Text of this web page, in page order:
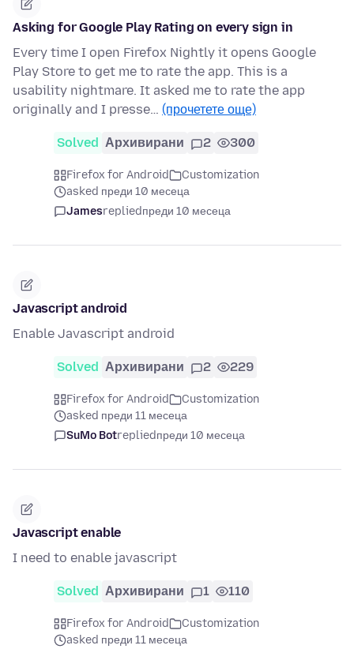
Asking for Google Play Rating on every sign in
Every time I open Firefox Nightly it opens Google
Play Store to get me to rate the app. This is a
usability nightmare. It asked me to rate the app
originally and I presse… (прочетете още)
Solved Архивирани 2 300
Firefox for Android
Customization
asked преди 10 месеца
Jamesrepliedпреди 10 месеца
Javascript android
Enable Javascript android
Solved Архивирани 2 229
Firefox for Android
Customization
asked преди 11 месеца
SuMo Botrepliedпреди 10 месеца
Javascript enable
I need to enable javascript
Solved Архивирани 1 110
Firefox for Android
Customization
asked преди 11 месеца